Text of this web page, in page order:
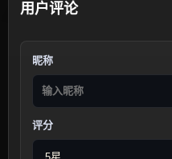
用户评论
昵称
评分